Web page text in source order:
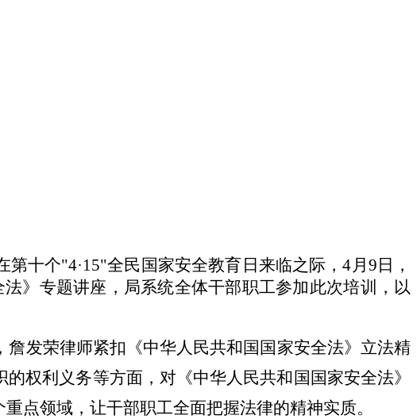
十个"4·15"全民国家安全教育日来临之际，4月9日，
法》专题讲座，局系统全体干部职工参加此次培训，以
发荣律师紧扣《中华人民共和国国家安全法》立法精
的权利义务等方面，对《中华人民共和国 国家安全法》
点领域，让干部职工全面把握法律的精神实质。